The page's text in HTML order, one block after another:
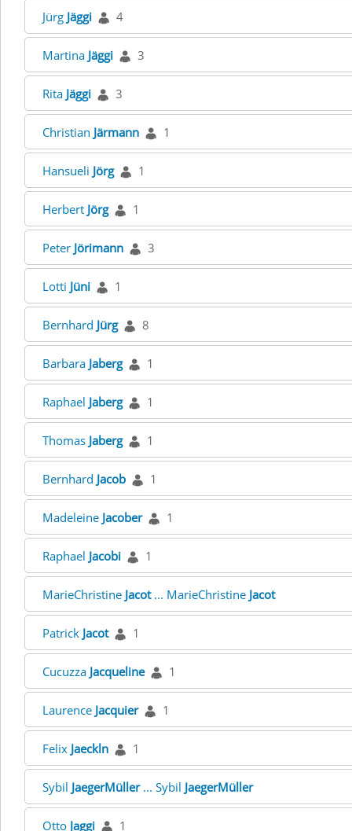
Jürg Jäggi 4
Martina Jäggi 3
Rita Jäggi 3
Christian Järmann 1
Hansueli Jörg 1
Herbert Jörg 1
Peter Jörimann 3
Lotti Jüni 1
Bernhard Jürg 8
Barbara Jaberg 1
Raphael Jaberg 1
Thomas Jaberg 1
Bernhard Jacob 1
Madeleine Jacober 1
Raphael Jacobi 1
MarieChristine Jacot... MarieChristine Jacot
Patrick Jacot 1
Cucuzza Jacqueline 1
Laurence Jacquier 1
Felix Jaeckln 1
Sybil JaegerMüller... Sybil JaegerMüller
Otto Jaggi 1